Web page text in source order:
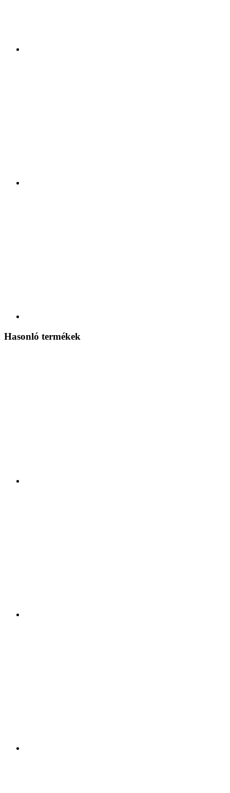
Hasonló termékek